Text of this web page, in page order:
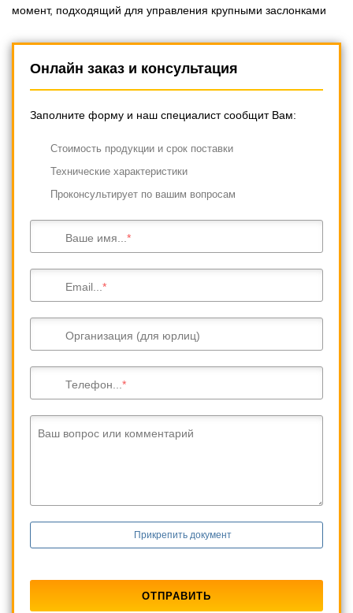
момент, подходящий для управления крупными заслонками
Онлайн заказ и консультация
Заполните форму и наш специалист сообщит Вам:
Cтоимость продукции и срок поставки
Технические характеристики
Проконсультирует по вашим вопросам
Ваше имя...
Email...
Организация (для юрлиц)
Телефон...
Ваш вопрос или комментарий
Прикрепить документ